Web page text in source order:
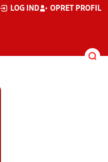
LOG IND OPRET PROFIL